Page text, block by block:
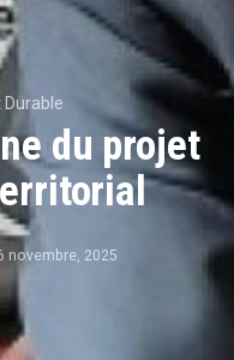
du projet
novembre, 2025